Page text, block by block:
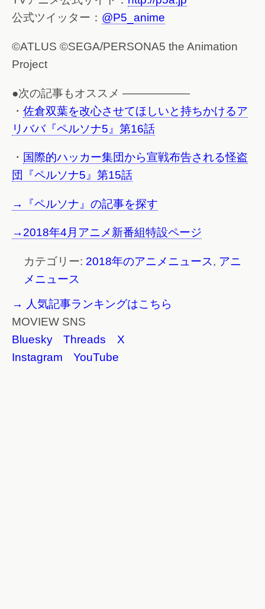
公式ツイッター： @P5_anime
©ATLUS ©SEGA/PERSONA5 the Animation
Project
●次の記事もオススメ ——————
・ 佐倉双葉を改心させてほしいと持ちかけるア
リババ『ペルソナ5』第16話
・ 国際的ハッカー集団から宣戦布告される怪盗
団『ペルソナ5』第15話
→『ペルソナ』の記事を探す
→2018年4月アニメ新番組特設ページ
カテゴリー: 2018年のアニメニュース, アニ
メニュース
→ 人気記事ランキングはこちら
MOVIEW SNS
Bluesky
Threads
X
Instagram
YouTube